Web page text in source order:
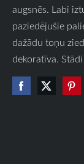
augsnēs. Labi
paziedējušie
dažādu toņu
dekoratīva.